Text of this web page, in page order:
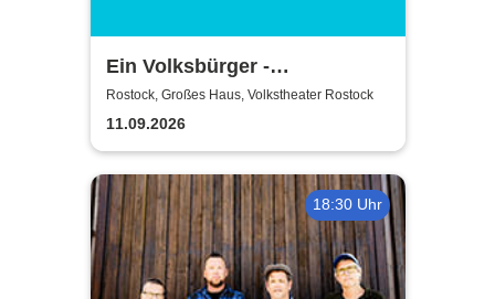
Ein Volksbürger -
Volkstheater Rostock
Rostock, Großes Haus, Volkstheater Rostock
11.09.2026
18:30 Uhr